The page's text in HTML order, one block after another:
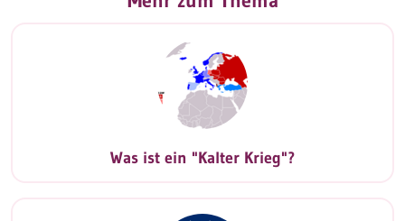
Was ist ein "Kalter Krieg"?